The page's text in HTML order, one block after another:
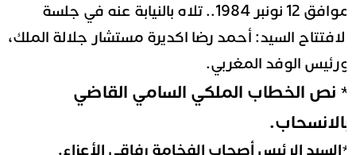
موافق 12 نونبر 1984.. تلاه بالنيابة عنه في جلسة
السيد: أحمد رضا اكديرة مستشار جلالة الملك،
الوفد المغربي.
نص الخطاب الملكي السامي القاضي
الرئيس أصحاب الفخامة رفاقي الأعزاء.